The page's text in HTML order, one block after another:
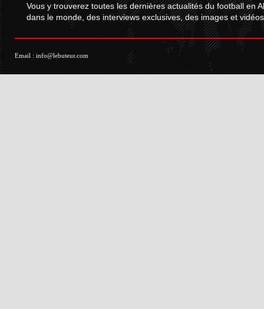
Vous y trouverez toutes les dernières actualités du football en
dans le monde, des interviews exclusives, des images et
Email : info@lebuteur.com